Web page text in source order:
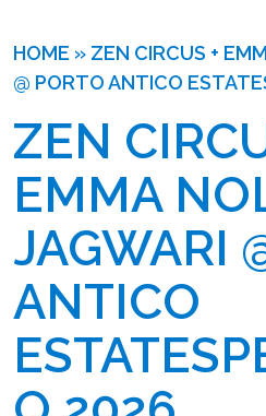
HOME » ZEN CIRCUS +
@ PORTO ANTICO
ZEN
EMMA
JAGWARI
ANTICO